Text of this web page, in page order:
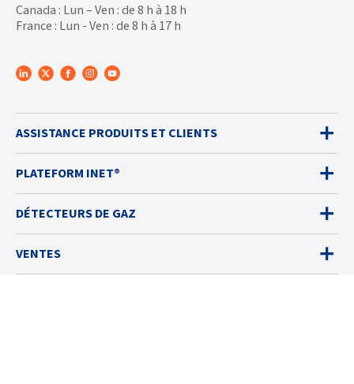
Canada : Lun – Ven : de 8 h à 18 h
France : Lun - Ven : de 8 h à 17 h
ASSISTANCE PRODUITS ET CLIENTS
PLATEFORM INET®
DÉTECTEURS DE GAZ
VENTES